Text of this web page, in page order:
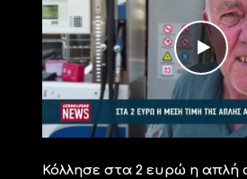
Κόλλησε στα 2 ευρώ η απλή